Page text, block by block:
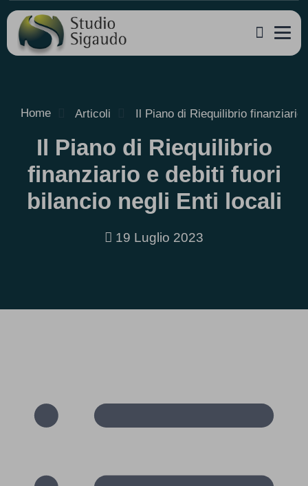
Home Articoli Il Piano di Riequilibrio
Il Piano di Riequilibrio
finanziario e debiti fuori
bilancio negli Enti locali
19 Luglio 2023